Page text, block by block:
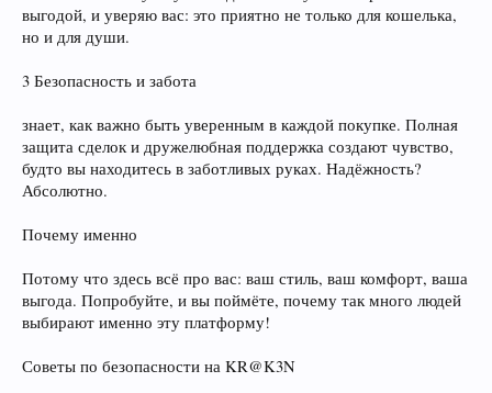
выгодой, и уверяю вас: это приятно не только для кошелька,
но и для души.
3 Безопасность и забота
знает, как важно быть уверенным в каждой покупке. Полная
защита сделок и дружелюбная поддержка создают чувство,
будто вы находитесь в заботливых руках. Надёжность?
Абсолютно.
Почему именно
Потому что здесь всё про вас: ваш стиль, ваш комфорт, ваша
выгода. Попробуйте, и вы поймёте, почему так много людей
выбирают именно эту платформу!
Советы по безопасности на KR@K3N